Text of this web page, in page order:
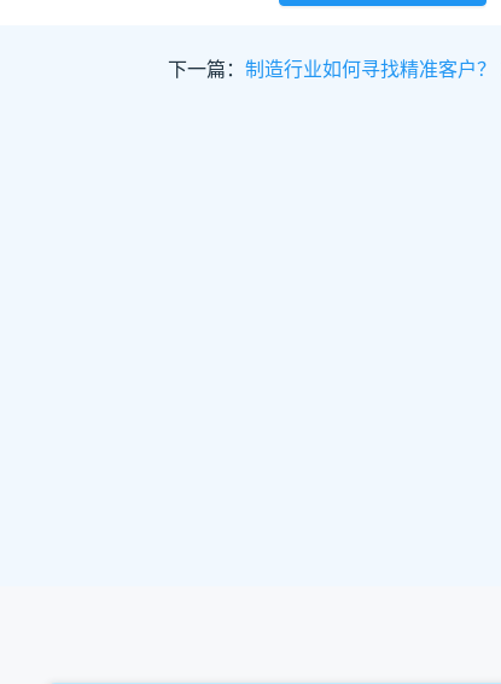
下一篇： 制造行业如何寻找精准客户？